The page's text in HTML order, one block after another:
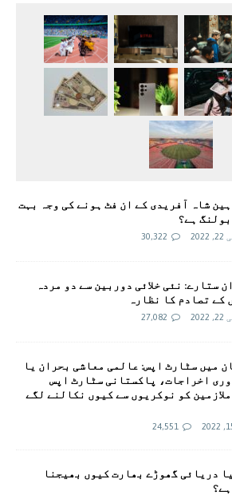
شاہ آفریدی کے ان فٹ ہونے کی وجہ بہت
ہے؟
30,322
ستارے: نئی خلائی دوربین سے دو مردہ
کے تصادم کا نظارہ
27,082
میں سٹارٹ اپس: عالمی معاشی بحران یا
اخراجات، پاکستانی سٹارٹ اپس
کو نوکریوں سے کیوں نکالنے لگے
24,551
دریائی گھوڑے بھارت کیوں بھیجنا